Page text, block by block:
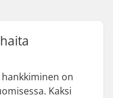
on
Kaksi